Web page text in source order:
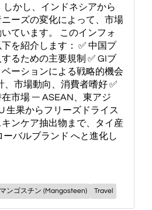
しかし、インドネシアから
ーズの変化によって、市場
ています。 このインフォ
を紹介します： ✅ 中国プ
るための主要規制 ✅ GIブ
ーションによる戦略的機会
、市場動向、消費者嗜好 ✅
市場 ― ASEAN、東アジ
生果からフリーズドライス
ンケア抽出物まで、タイ産
ーバルブランド へと進化し
ンゴスチン (Mangosteen) Travel